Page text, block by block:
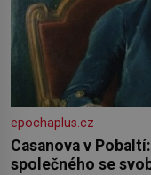
epochaplus.cz
Casanova v
společného se